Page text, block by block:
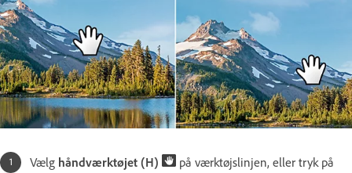
Vælg håndværktøjet (H)
på værktøjslinjen, eller tryk på